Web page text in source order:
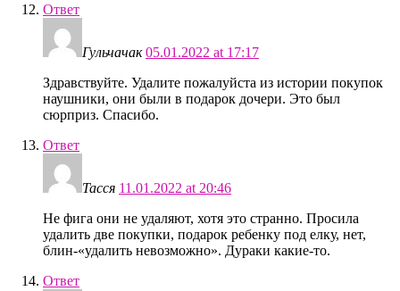
Ответ
Гульчачак05.01.2022 at 17:17
Здравствуйте. Удалите пожалуйста из истории покупок
наушники, они были в подарок дочери. Это был
сюрприз. Спасибо.
Ответ
Тасся 11.01.2022 at 20:46
Не фига они не удаляют, хотя это странно. Просила
удалить две покупки, подарок ребенку под елку, нет,
блин-«удалить невозможно». Дураки какие-то.
Ответ